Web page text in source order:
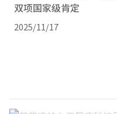
双项国家级肯定
2025/11/17